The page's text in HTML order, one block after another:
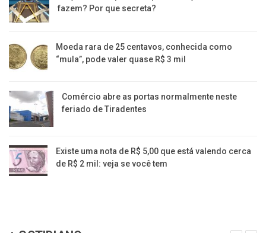
fazem? Por que secreta?
Moeda rara de 25 centavos, conhecida como
“mula”, pode valer quase R$ 3 mil
Comércio abre as portas normalmente neste
feriado de Tiradentes
Existe uma nota de R$ 5,00 que está valendo cerca
de R$ 2 mil: veja se você tem